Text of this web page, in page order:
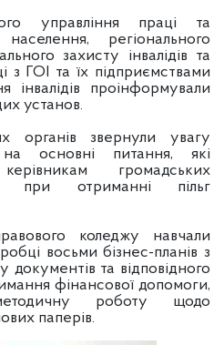
управління праці та
регіонального
захисту інвалідів та
з ГОІ та їх підприємствами
інвалідів проінформували
установ.
органів звернули увагу
основні питання, які
громадських
при отриманні пільг
коледжу навчали
восьми бізнес-планів з
документів та відповідного
фінансової допомоги,
роботу щодо
паперів.